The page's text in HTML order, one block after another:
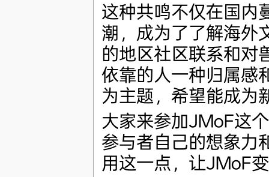
这种共鸣不仅在国内
潮，成为了了解海外
的地区社区联系和对
依靠的人一种归属感
为主题，希望能成为
大家来参加JMoF这
参与者自己的想象力
用这一点，让JMoF